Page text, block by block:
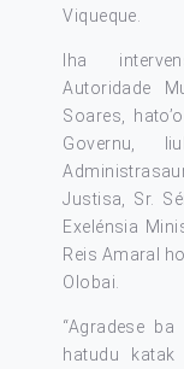
Viqueque.
Iha
Autoridade
Soares,
Governu,
Justisa, Sr.
Exelénsia
Reis Amaral
Olobai.
“Agradese
hatudu